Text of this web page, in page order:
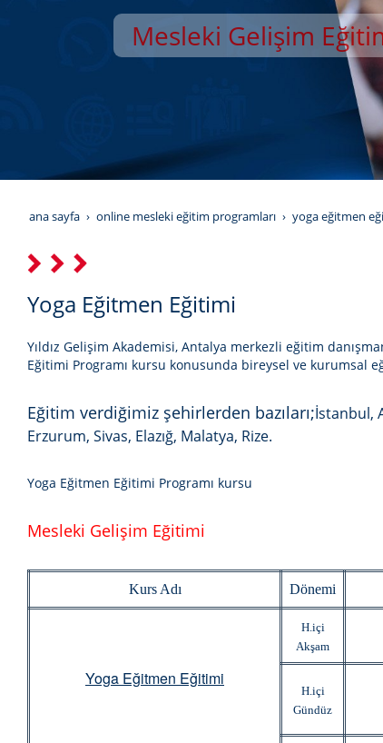
Mesleki Gelişim
YILDIZ GELİŞİM
ana sayfa online mesleki eğitim programları yoga eğitmen
Yoga Eğitmen Eğitimi
Yıldız Gelişim Akademisi, Antalya merkezli eğitim
Eğitimi Programı kursu konusunda bireysel ve kurumsal
Eğitim verdiğimiz şehirlerden bazıları;İstanbul,
Erzurum, Sivas, Elazığ, Malatya, Rize.
Yoga Eğitmen Eğitimi Programı kursu
Mesleki Gelişim Eğitimi
Kurs Adı Dönemi
Yoga Eğitmen Eğitimi
H.içi
Akşam
H.içi
Gündüz